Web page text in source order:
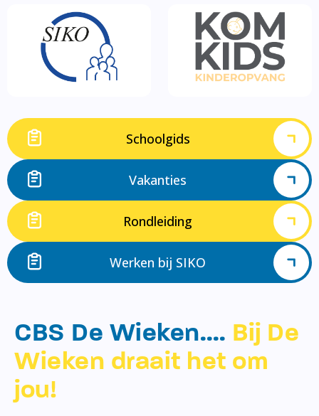
Schoolgids
Vakanties
Rondleiding
Werken bij SIKO
CBS De Wieken…. Bij De
Wieken draait het om
jou!